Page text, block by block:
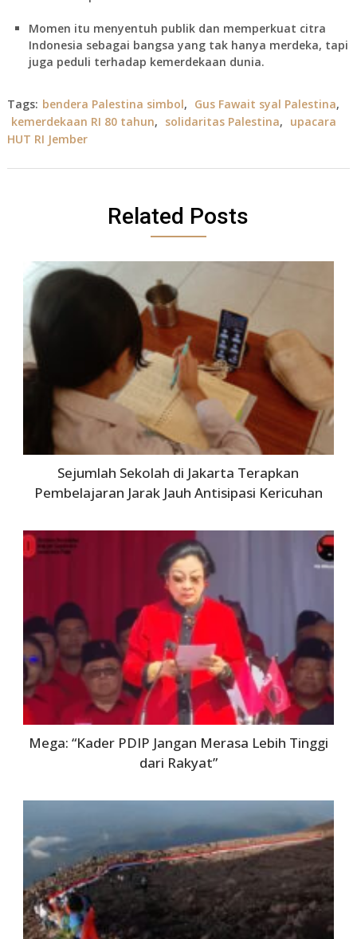
Momen itu menyentuh publik dan memperkuat citra
Indonesia sebagai bangsa yang tak hanya merdeka, tapi
juga peduli terhadap kemerdekaan dunia.
Tags: bendera Palestina simbol, Gus Fawait syal Palestina,
kemerdekaan RI 80 tahun, solidaritas Palestina, upacara
HUT RI Jember
Related Posts
Sejumlah Sekolah di Jakarta Terapkan
Pembelajaran Jarak Jauh Antisipasi Kericuhan
Mega: “Kader PDIP Jangan Merasa Lebih Tinggi
dari Rakyat”